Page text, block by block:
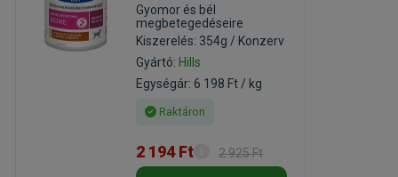
Gyomor és bél
megbetegedéseire
Kiszerelés: 354g / Konzerv
Gyártó: Hills
Egységár: 6 198 Ft / kg
Raktáron
2 194 Ft 2 925 Ft